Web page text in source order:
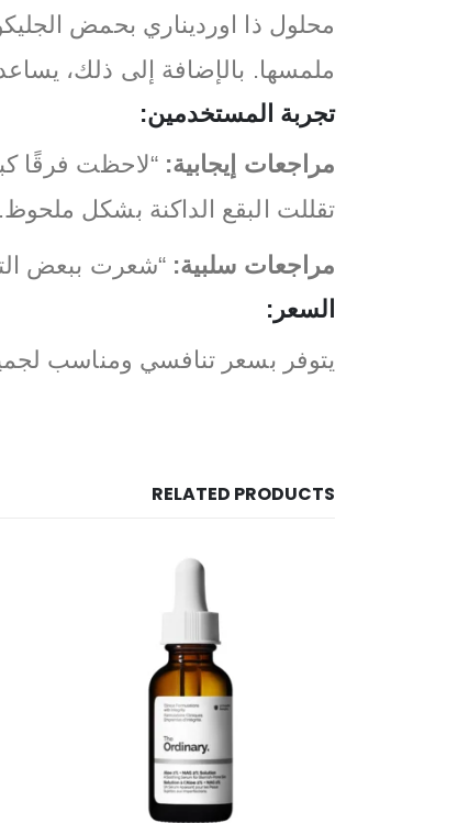
ملمسها. بالإضافة إلى ذلك،
تجربة المستخدمين:
مراجعات إيجابية: “لاحظت فرقًا
تقللت البقع الداكنة بشكل
مراجعات سلبية: “شعرت ببعض
السعر:
يتوفر بسعر تنافسي ومناسب
RELATED PRODUCTS